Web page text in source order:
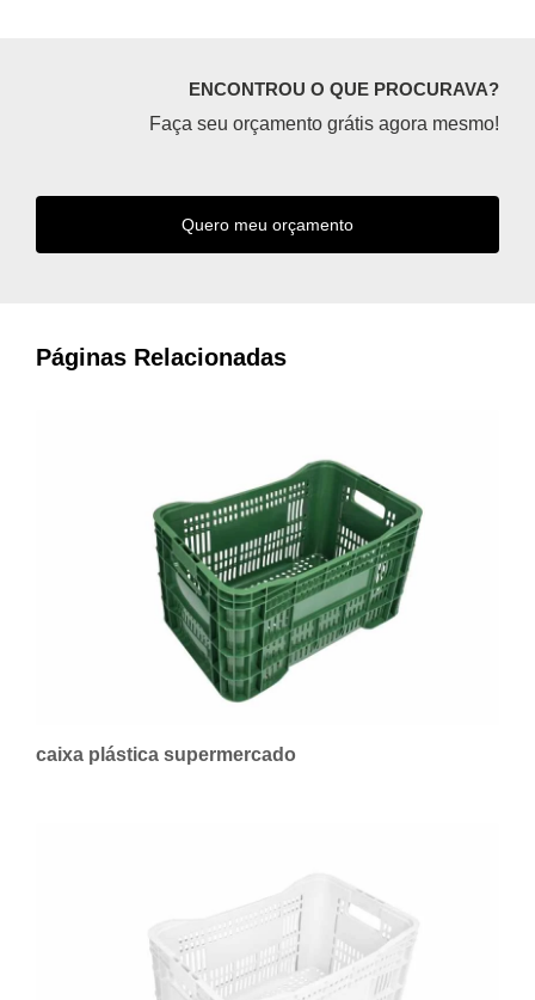
ENCONTROU O QUE PROCURAVA?
Faça seu orçamento grátis agora mesmo!
Quero meu orçamento
Páginas Relacionadas
caixa plástica supermercado